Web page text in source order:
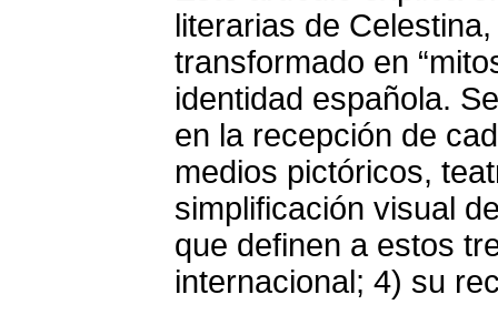
literarias de
transformado en
identidad española.
en la recepción de
medios pictóricos,
simplificación visual
que definen a estos
internacional; 4) su